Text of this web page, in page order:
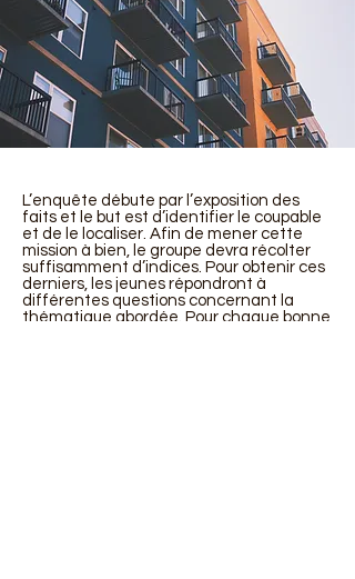
L’enquête débute par l’exposition des
faits et le but est d’identifier le coupable
et de le localiser. Afin de mener cette
mission à bien, le groupe devra récolter
suffisamment d’indices. Pour obtenir ces
derniers, les jeunes répondront à
différentes questions concernant la
thématique abordée. Pour chaque bonne